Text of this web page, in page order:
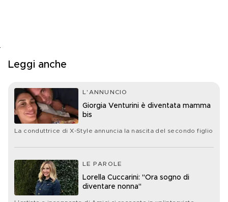
Leggi anche
L'ANNUNCIO
Giorgia Venturini è diventata mamma
bis
La conduttrice di X-Style annuncia la nascita del secondo figlio
LE PAROLE
Lorella Cuccarini: "Ora sogno di
diventare nonna"